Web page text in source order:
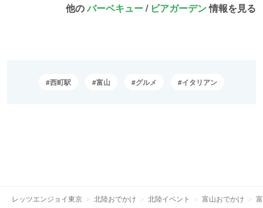
他のバーベキュー/ ビアガーデン情報を見る
西町駅 富山 グルメ イタリアン
レッツエンジョイ東京 北陸おでかけ 北陸イベント 富山おでかけ